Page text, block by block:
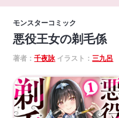
モンスターコミック
悪役王女の剃毛係
著者：千夜詠 イラスト：三九呂